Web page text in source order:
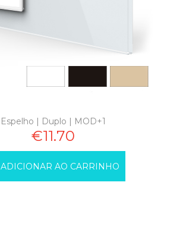
Espelho | Duplo | MOD+1
€11.70
ADICIONAR AO CARRINHO